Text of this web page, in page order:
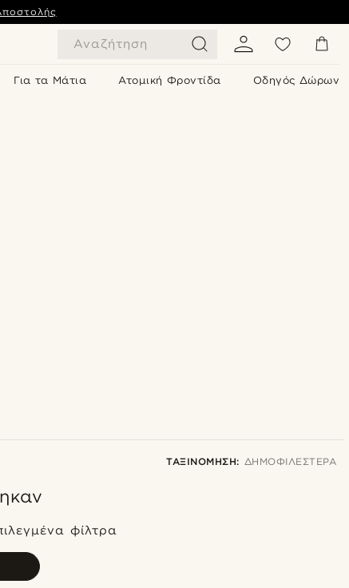
Αναζήτηση
Για τα Μάτια Ατομική Φροντίδα Οδηγός Δώρων
ΤΑΞΙΝΌΜΗΣΗ: ΔΗΜΟΦΙΛΈΣΤΕΡΑ
φίλτρα